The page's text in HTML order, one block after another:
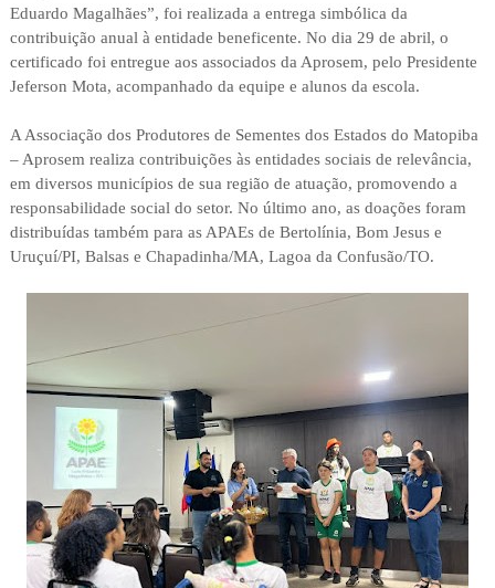
Eduardo Magalhães”, foi realizada a entrega simbólica da
contribuição anual à entidade beneficente. No dia 29 de abril, o
certificado foi entregue aos associados da Aprosem, pelo Presidente
Jeferson Mota, acompanhado da equipe e alunos da escola.
A Associação dos Produtores de Sementes dos Estados do Matopiba
– Aprosem realiza contribuições às entidades sociais de relevância,
em diversos municípios de sua região de atuação, promovendo a
responsabilidade social do setor. No último ano, as doações foram
distribuídas também para as APAEs de Bertolínia, Bom Jesus e
Uruçuí/PI, Balsas e Chapadinha/MA, Lagoa da Confusão/TO.